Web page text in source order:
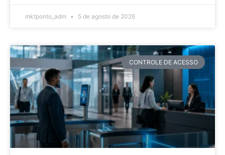
mktponto_adm 5 de agosto de 2026
CONTROLE DE ACESSO